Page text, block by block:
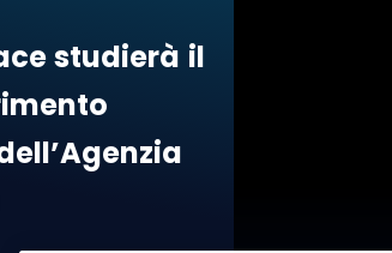
studierà il Veicolo di
studierà il